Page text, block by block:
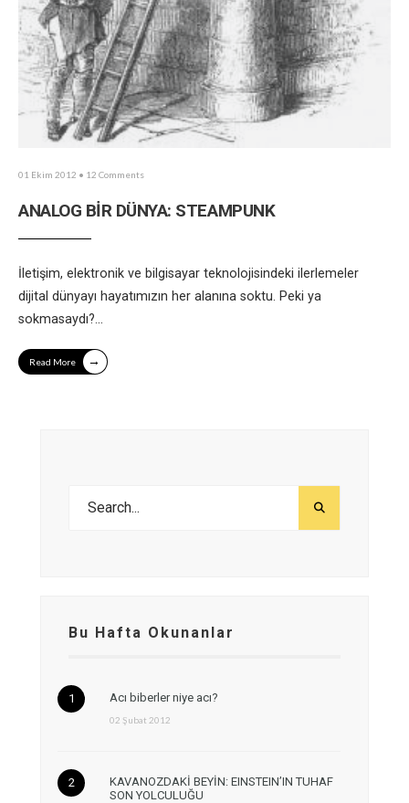
01 Ekim 2012 • 12 Comments
ANALOG BİR DÜNYA: STEAMPUNK
İletişim, elektronik ve bilgisayar teknolojisindeki ilerlemeler
dijital dünyayı hayatımızın her alanına soktu. Peki ya
sokmasaydı?...
Read More →
Bu Hafta Okunanlar
Acı biberler niye acı?
02 Şubat 2012
KAVANOZDAKİ BEYİN: EINSTEIN’IN TUHAF
SON YOLCULUĞU